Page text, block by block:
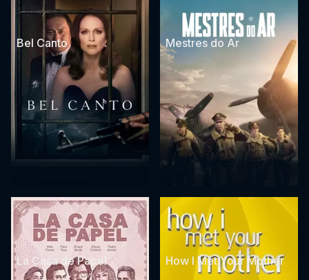
Bel Canto Mestres do Ar
La Casa de Papel How I Met Your Mother